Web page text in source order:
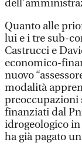
Quanto alle
lui e i tre sub-
Castrucci e
economico-
nuovo
modalità
preoccupazioni
finanziati dal
idrogeologico
ha già pagato